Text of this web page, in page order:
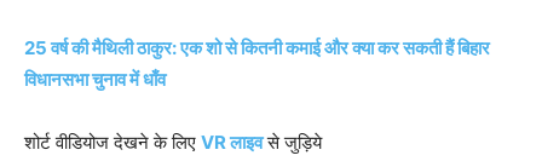
25 वर्ष की मैथिली ठाकुर: एक शो से कितनी कमाई और क्या कर सकती हैं बिहार
विधानसभा चुनाव में धाँव
शोर्ट वीडियोज देखने के लिए VR लाइवसे जुड़िये